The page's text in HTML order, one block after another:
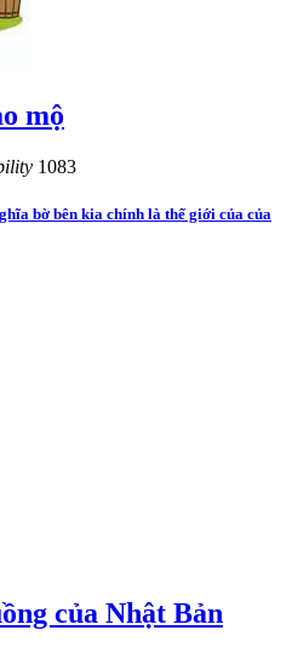
mộ
1083
bờ bên kia chính là thế giới của của
của Nhật Bản